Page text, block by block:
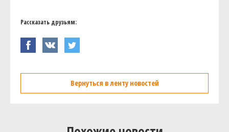
Рассказать друзьям:
Вернуться в ленту новостей